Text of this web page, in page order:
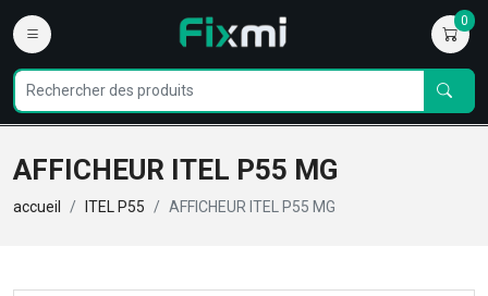
0
AFFICHEUR ITEL P55 MG
accueil ITEL P55 AFFICHEUR ITEL P55 MG